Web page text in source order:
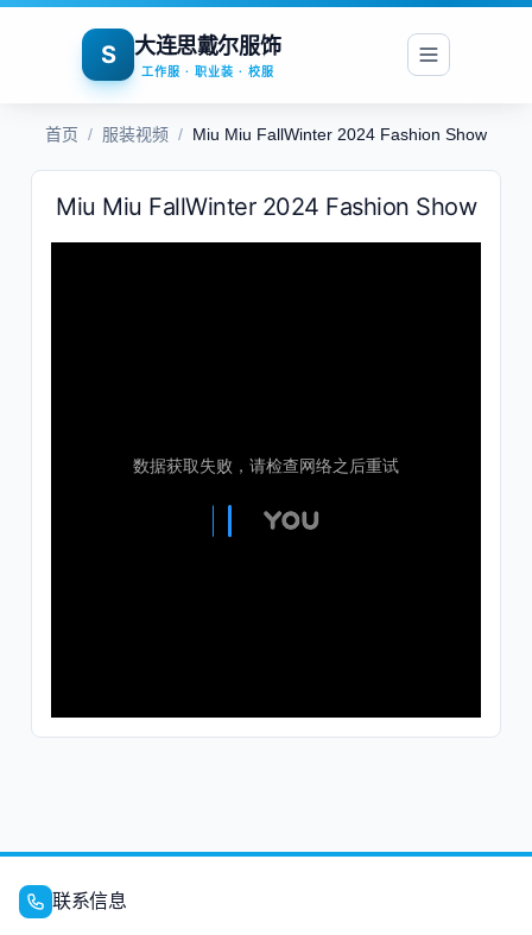
S 大连思戴尔服饰
工作服 · 职业装 · 校服
首页 / 服装视频 / Miu Miu FallWinter 2024 Fashion Show
Miu Miu FallWinter 2024 Fashion Show
联系信息